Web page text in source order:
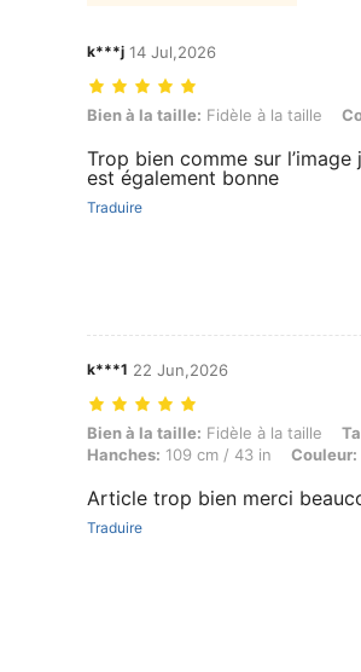
k***j 14 Jul,2026
Bien à la taille: Fidèle à la taille,
Bien à la taille: Fidèle à la taille
Trop bien comme sur
est également bonne
Traduire
k***1 22 Jun,2026
Bien à la taille: Fidèle à la taille, Taille:
Bien à la taille: Fidèle à la taille
Hanches: 109 cm / 43 in Couleur:
Article trop bien merci
Traduire